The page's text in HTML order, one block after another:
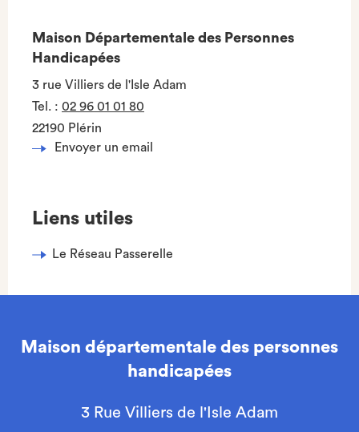
Maison Départementale des Personnes
Handicapées
3 rue Villiers de l'Isle Adam
Tel. : 02 96 01 01 80
22190 Plérin
Envoyer un email
Liens utiles
Le Réseau Passerelle
Maison départementale des personnes
handicapées
3 Rue Villiers de l'Isle Adam